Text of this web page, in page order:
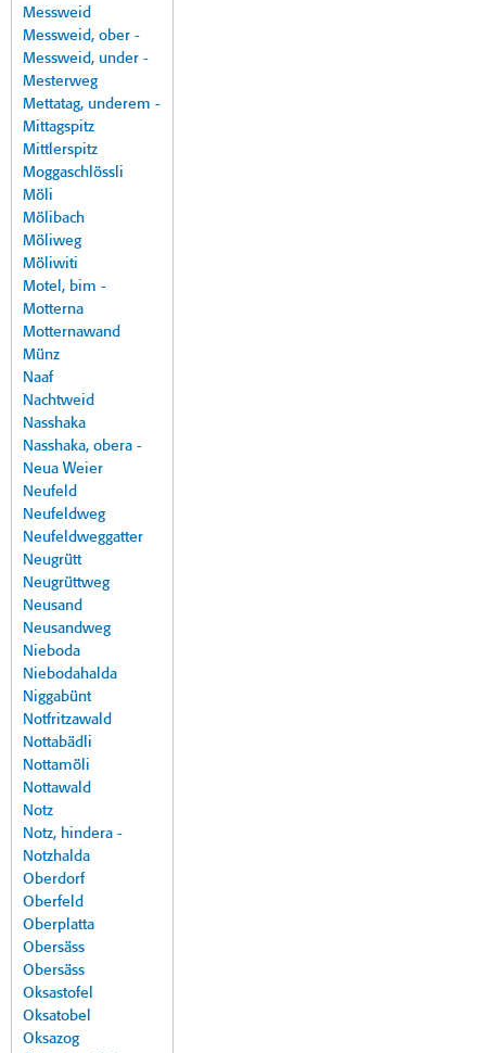
Messweid
Messweid, ober -
Messweid, under -
Mesterweg
Mettatag, underem -
Mittagspitz
Mittlerspitz
Moggaschlössli
Möli
Mölibach
Möliweg
Möliwiti
Motel, bim -
Motterna
Motternawand
Münz
Naaf
Nachtweid
Nasshaka
Nasshaka, obera -
Neua Weier
Neufeld
Neufeldweg
Neufeldweggatter
Neugrütt
Neugrüttweg
Neusand
Neusandweg
Nieboda
Niebodahalda
Niggabünt
Notfritzawald
Nottabädli
Nottamöli
Nottawald
Notz
Notz, hindera -
Notzhalda
Oberdorf
Oberfeld
Oberplatta
Obersäss
Obersäss
Oksastofel
Oksatobel
Oksazog